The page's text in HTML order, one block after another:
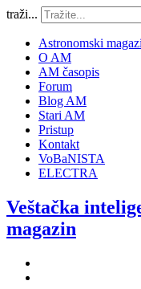
traži...
Astronomski
O AM
AM časopis
Forum
Blog AM
Stari AM
Pristup
Kontakt
VoBaNISTA
ELECTRA
Veštačka
magazin